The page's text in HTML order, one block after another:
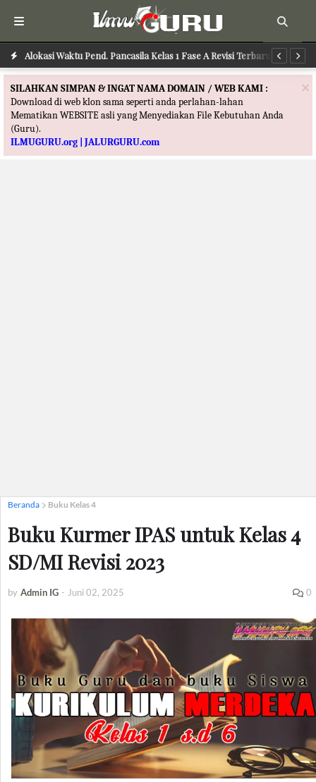
Alokasi Waktu Pend. Pancasila Kelas 1 Fase A Revisi Terbaru
Alokasi Waktu PJOK Kelas 1 Fase A Revisi Terbaru
×
SILAHKAN SIMPAN & INGAT NAMA DOMAIN / WEB KAMI :
Download di web klon sama seperti anda perlahan-lahan
Mematikan WEBSITE asli yang Menyediakan File Kebutuhan Anda
(Guru).
ILMUGURU.org | JALURGURU.com
Beranda Buku Kelas 4
Buku Kurmer IPAS untuk Kelas 4
SD/MI Revisi 2023
by Admin IG - Juni 02, 2025 0